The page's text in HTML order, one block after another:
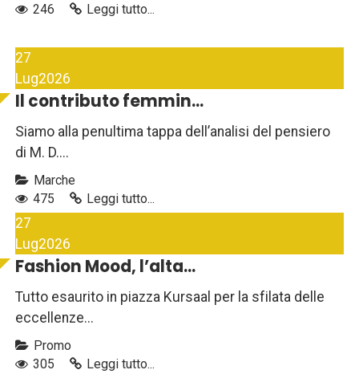
246
Leggi tutto...
27
Lug2026
Il contributo femmin...
Siamo alla penultima tappa dell’analisi del pensiero
di M. D....
Marche
475
Leggi tutto...
27
Lug2026
Fashion Mood, l’alta...
Tutto esaurito in piazza Kursaal per la sfilata delle
eccellenze...
Promo
305
Leggi tutto...